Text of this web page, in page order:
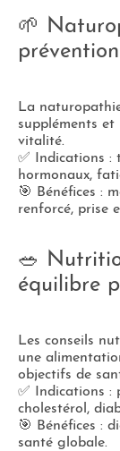
🌱
La
suppléments
vitalité.
✅ Indications :
hormonaux,
🎯 Bénéfices :
renforcé, prise
🥗
équilibre
Les conseils
une
objectifs de
✅ Indications :
cholestérol,
🎯 Bénéfices :
santé globale.